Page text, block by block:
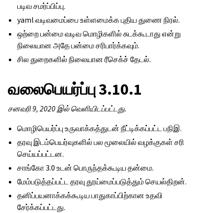
படிவ சமர்ப்பிப்பு.
yaml வடிவமைப்பை உள்ளமைக்க புதிய துணை நிரல்.
ஒற்றை பன்மை வடிவ மொழிகளில் சுடக்கூடாது என்று
நிலையான அதே பன்மை சரிபார்க்கவும்.
சில துறைகளில் நிலையான ரீசெக்ச் தேடல்.
வலைபெயர்ப்பு 3.10.1
சனவரி 9, 2020 இல் வெளியிடப்பட்டது.
மொழிபெயர்ப்பு உருவாக்கத்துடன் நீட்டிக்கப்பட்ட பநிஇ.
தரவு இடம்பெயர்வுகளில் பல மூலையில் வழக்குகள் சரி
செய்யப்பட்டன.
சாங்கோ 3.0 உடன் பொருந்தக்கூடிய தன்மை.
மேம்படுத்தப்பட்ட தரவு தூய்மைப்படுத்தும் செயல்திறன்.
தனிப்பயனாக்கக்கூடிய பாதுகாப்பிற்கான உதவி
சேர்க்கப்பட்டது.